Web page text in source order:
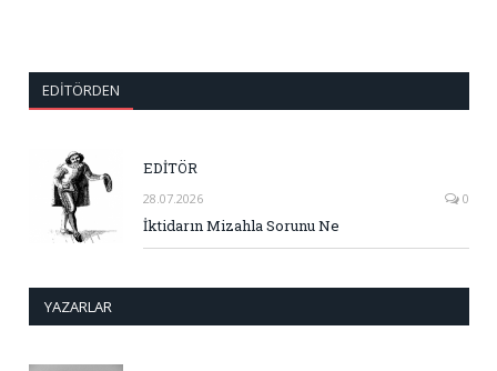
EDITÖRDEN
EDİTÖR
28.07.2026 0
İktidarın Mizahla Sorunu Ne
YAZARLAR